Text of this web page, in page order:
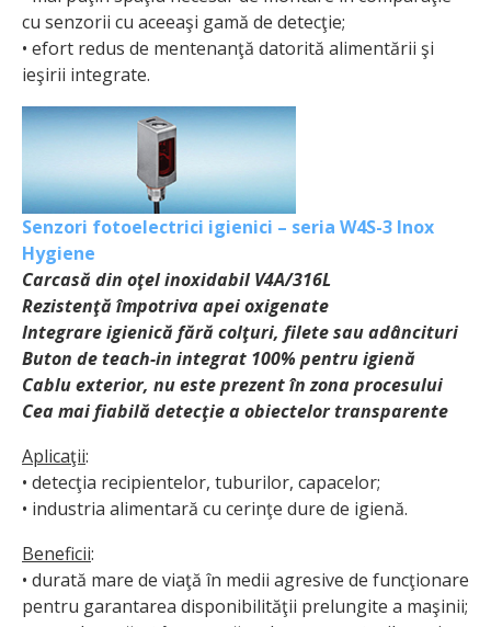
cu senzorii cu aceeaşi gamă de detecţie;
• efort redus de mentenanţă datorită alimentării şi
ieşirii integrate.
Senzori fotoelectrici igienici – seria W4S-3 Inox
Hygiene
Carcasă din oţel inoxidabil V4A/316L
Rezistenţă împotriva apei oxigenate
Integrare igienică fără colţuri, filete sau adâncituri
Buton de teach-in integrat 100% pentru igienă
Cablu exterior, nu este prezent în zona procesului
Cea mai fiabilă detecţie a obiectelor transparente
Aplicaţii:
• detecţia recipientelor, tuburilor, capacelor;
• industria alimentară cu cerinţe dure de igienă.
Beneficii:
• durată mare de viaţă în medii agresive de funcţionare
pentru garantarea disponibilităţii prelungite a maşinii;